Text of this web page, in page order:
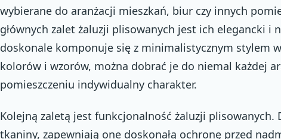
wybierane do aranżacji mieszkań, biur czy innych
głównych zalet żaluzji plisowanych jest ich elegancki i
doskonale komponuje się z minimalistycznym stylem
kolorów i wzorów, można dobrać je do niemal każdej
pomieszczeniu indywidualny charakter.
Kolejną zaletą jest funkcjonalność żaluzji plisowanych.
tkaniny, zapewniają one doskonałą ochronę przed